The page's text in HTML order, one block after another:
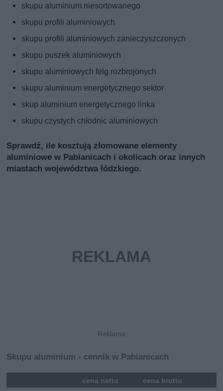
skupu aluminium niesortowanego
skupu profili aluminiowych
skupu profili aluminiowych zanieczyszczonych
skupu puszek aluminiowych
skupu aluminiowych felg rozbrojonych
skupu aluminium energetycznego sektor
skup aluminium energetycznego linka
skupu czystych chłodnic aluminiowych
Sprawdź, ile kosztują złomowane elementy
aluminiowe w Pabianicach i okolicach oraz innych
miastach województwa łódzkiego.
Skupu aluminium - cennik w Pabianicach
cena netto cena brutto